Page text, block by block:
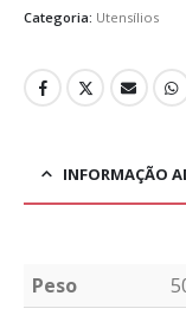
Categoria: Utensílios
INFORMAÇÃO
Peso